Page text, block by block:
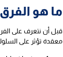
ما هو
قبل أن نتعرف على
معقدة تؤثر على